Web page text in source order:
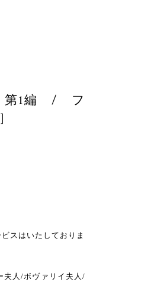
第1編 / フ
スはいたしておりま
人/ボヴァリイ夫人/